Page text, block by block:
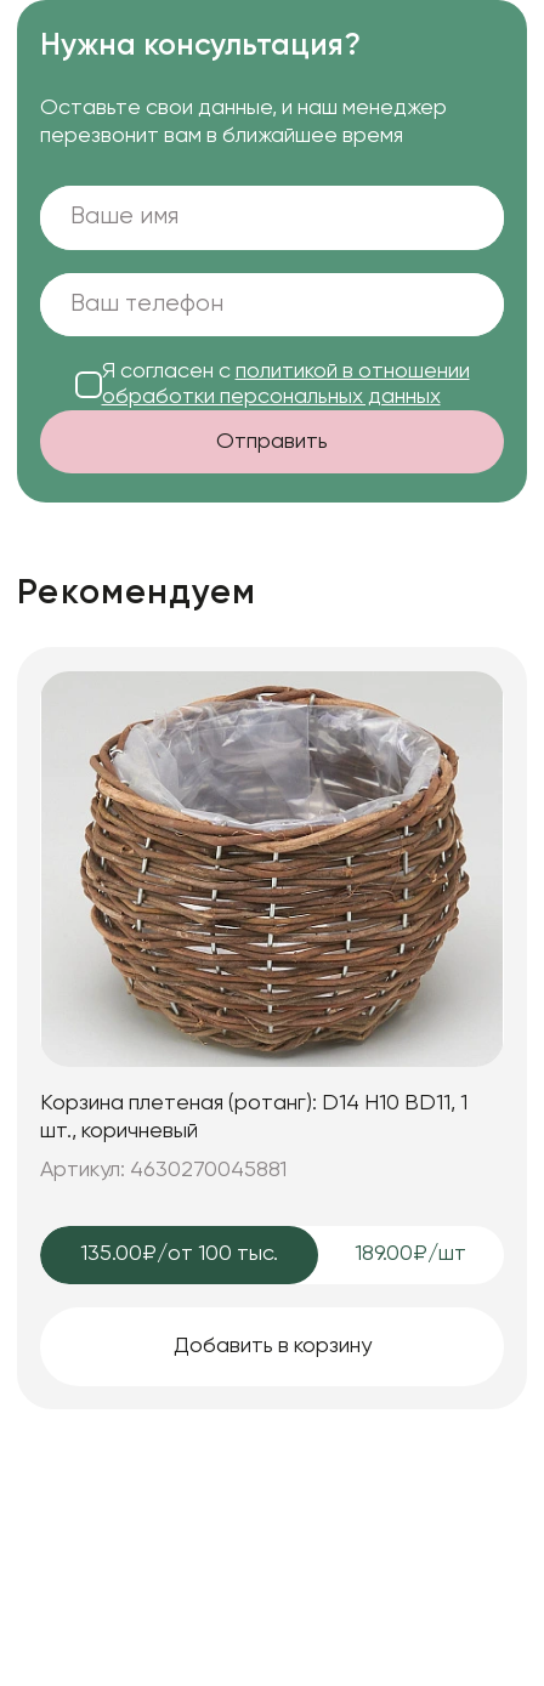
Нужна консультация?
Оставьте свои данные, и наш менеджер
перезвонит вам в ближайшее время
Я согласен с политикой в отношении
обработки персональных данных
Отправить
Рекомендуем
Корзина плетеная (ротанг): D14 H10 BD11, 1
шт., коричневый
Артикул: 4630270045881
135.00₽/от 100 тыс. 189.00₽/шт
Добавить в корзину